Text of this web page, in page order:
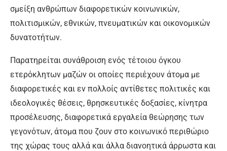
σμείξη ανθρώπων διαφορετικών κοινωνικών,
πολιτισμικών, εθνικών, πνευματικών και οικονομικών
δυνατοτήτων.
Παρατηρείται συνάθροιση ενός τέτοιου όγκου
ετερόκλητων μαζών οι οποίες περιέχουν άτομα με
διαφορετικές και εν πολλοίς αντίθετες πολιτικές και
ιδεολογικές θέσεις, θρησκευτικές δοξασίες, κίνητρα
προσέλευσης, διαφορετικά εργαλεία θεώρησης των
γεγονότων, άτομα που ζουν στο κοινωνικό περιθώριο
της χώρας τους αλλά και άλλα διανοητικά άρρωστα και